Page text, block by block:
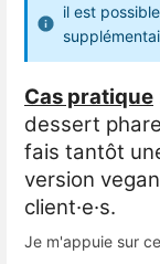
il est
Cas pratique
dessert
fais tantôt
version
client·e·s.
Je m'appuie sur